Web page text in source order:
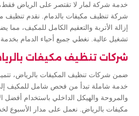
خدمة شركة لمار لا تقتصر على الرياض فقط،
شركة تنظيف مكيفات بالدمام. نقدم تنظيف
إزالة الأتربة والتعقيم الكامل للمكيف، مما
تشغيل عالية. نغطي جميع أحياء الدمام
شركات تنظيف مكيفات
ضمن شركات تنظيف المكيفات بالرياض،
خدمة شاملة تبدأ من فحص شامل للمكيف إلى
والمروحة والهيكل الداخلي باستخدام
مكيفات بالرياض. نعمل على مدار الأسبوع